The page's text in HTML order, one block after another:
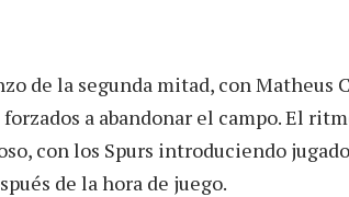
de la segunda mitad, con Matheus
a abandonar el campo. El
con los Spurs introduciendo
de la hora de juego.